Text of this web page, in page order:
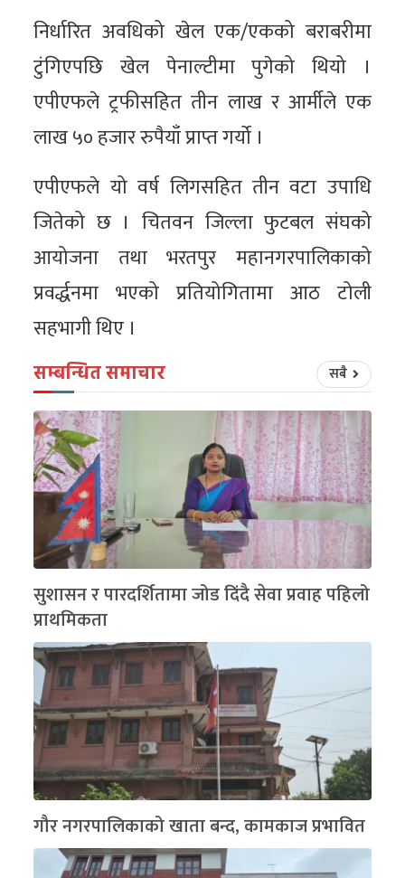
निर्धारित अवधिको खेल एक/एकको बराबरीमा
टुंगिएपछि खेल पेनाल्टीमा पुगेको थियो ।
एपीएफले ट्रफीसहित तीन लाख र आर्मीले एक
लाख ५० हजार रुपैयाँ प्राप्त गर्यो ।
एपीएफले यो वर्ष लिगसहित तीन वटा उपाधि
जितेको छ । चितवन जिल्ला फुटबल संघको
आयोजना तथा भरतपुर महानगरपालिकाको
प्रवर्द्धनमा भएको प्रतियोगितामा आठ टोली
सहभागी थिए ।
सम्बन्धित समाचार सबै
सुशासन र पारदर्शितामा जोड दिंदै सेवा प्रवाह पहिलो
प्राथमिकता
गौर नगरपालिकाको खाता बन्द, कामकाज प्रभावित